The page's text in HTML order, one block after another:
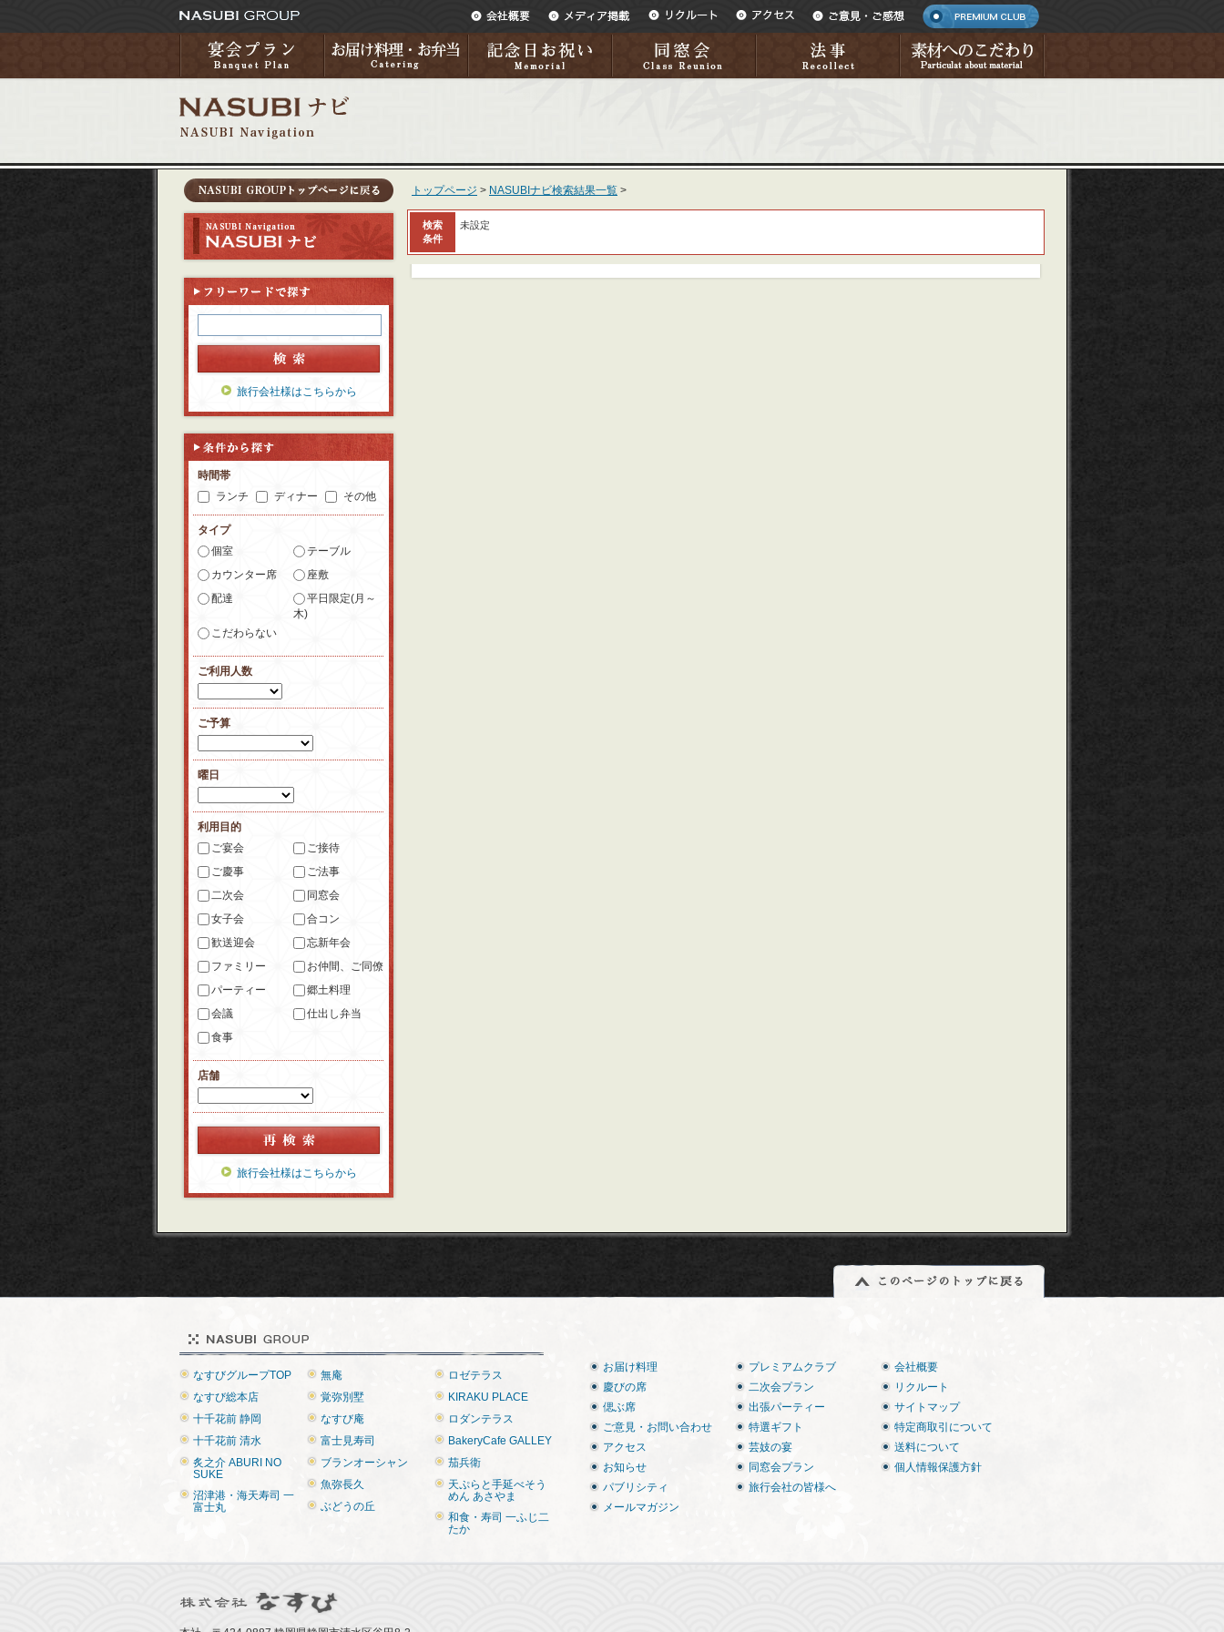
トップページ > NASUBIナビ検索結果一覧 >
旅行会社様はこちらから
時間帯
ランチ
ディナー その他
タイプ
個室
テーブル
カウンター席
座敷
配達
平日限定(月～
木)
こだわらない
ご利用人数
ご予算
曜日
利用目的
ご宴会
ご接待
ご慶事
ご法事
二次会
同窓会
女子会
合コン
歓送迎会
忘新年会
ファミリー
お仲間、ご同僚
パーティー
郷土料理
会議
仕出し弁当
食事
店舗
旅行会社様はこちらから
検索
条件
未設定
なすびグループTOP
なすび総本店
十千花前 静岡
十千花前 清水
炙之介 ABURI NO
SUKE
沼津港・海天寿司 一
富士丸
無庵
覚弥別墅
なすび庵
富士見寿司
ブランオーシャン
魚弥長久
ぶどうの丘
ロゼテラス
KIRAKU PLACE
ロダンテラス
BakeryCafe GALLEY
茄兵衛
天ぷらと手延べそう
めん あさやま
和食・寿司 一ふじ二
たか
お届け料理
慶びの席
偲ぶ席
ご意見・お問い合わせ
アクセス
お知らせ
パブリシティ
メールマガジン
プレミアムクラブ
二次会プラン
出張パーティー
特選ギフト
芸妓の宴
同窓会プラン
旅行会社の皆様へ
会社概要
リクルート
サイトマップ
特定商取引について
送料について
個人情報保護方針